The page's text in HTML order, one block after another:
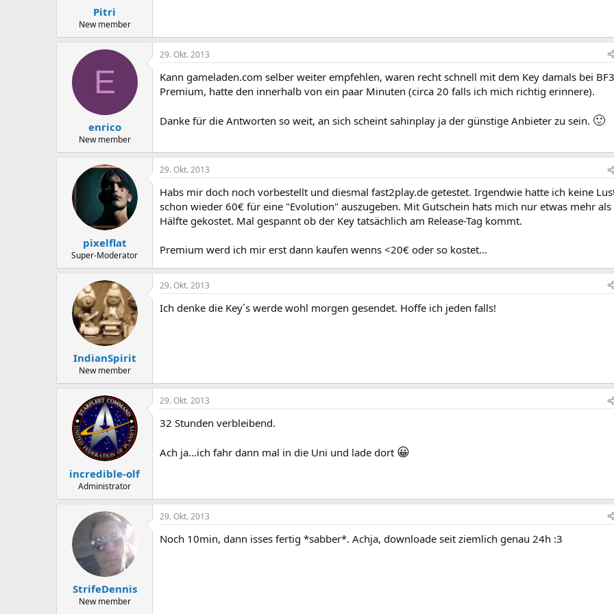
Pitri
New member
E
enrico
New member
29. Okt. 2013
Kann gameladen.com selber weiter empfehlen, waren recht schnell mit dem Key damals bei BF3
Premium, hatte den innerhalb von ein paar Minuten (circa 20 falls ich mich richtig erinnere).
Danke für die Antworten so weit, an sich scheint sahinplay ja der günstige Anbieter zu sein. 🙂
pixelflat
Super-Moderator
29. Okt. 2013
Habs mir doch noch vorbestellt und diesmal fast2play.de getestet. Irgendwie hatte ich keine
schon wieder 60€ für eine "Evolution" auszugeben. Mit Gutschein hats mich nur etwas mehr als
Hälfte gekostet. Mal gespannt ob der Key tatsächlich am Release-Tag kommt.
Premium werd ich mir erst dann kaufen wenns <20€ oder so kostet...
IndianSpirit
New member
29. Okt. 2013
Ich denke die Key´s werde wohl morgen gesendet. Hoffe ich jeden falls!
incredible-olf
Administrator
29. Okt. 2013
32 Stunden verbleibend.
Ach ja...ich fahr dann mal in die Uni und lade dort 😀
StrifeDennis
New member
29. Okt. 2013
Noch 10min, dann isses fertig *sabber*. Achja, downloade seit ziemlich genau 24h :3